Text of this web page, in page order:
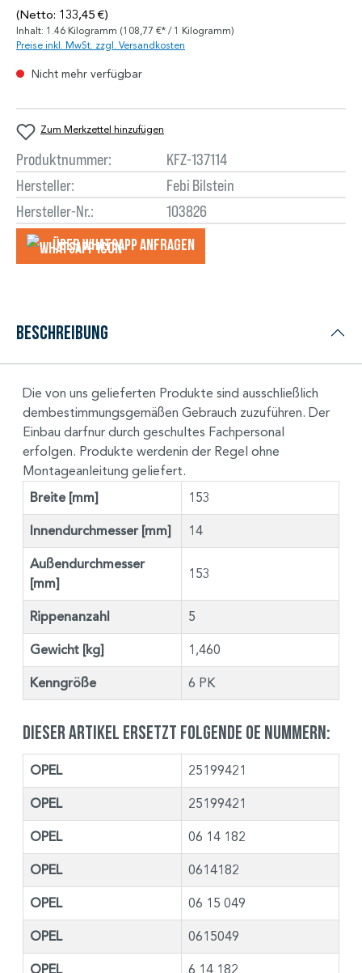
(Netto: 133,45 €)
Inhalt: 1.46 Kilogramm (108,77 €* / 1 Kilogramm)
Preise inkl. MwSt. zzgl. Versandkosten
Nicht mehr verfügbar
Zum Merkzettel hinzufügen
Produktnummer:
KFZ-137114
Hersteller:
Febi Bilstein
Hersteller-Nr.:
103826
Über WhatsApp anfragеn
Beschreibung
Die von uns gelieferten Produkte sind ausschließlich
dembestimmungsgemäßen Gebrauch zuzuführen. Der
Einbau darfnur durch geschultes Fachpersonal
erfolgen. Produkte werdenin der Regel ohne
Montageanleitung geliefert.
Breite [mm] 153
Innendurchmesser [mm] 14
Außendurchmesser
[mm]
153
Rippenanzahl 5
Gewicht [kg] 1,460
Kenngröße 6 PK
Dieser Artikel ersetzt folgende OE Nummern:
OPEL 25199421
OPEL 25199421
OPEL 06 14 182
OPEL 0614182
OPEL 06 15 049
OPEL 0615049
OPEL 6 14 182